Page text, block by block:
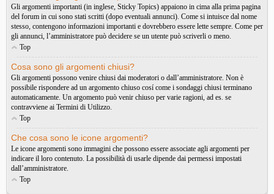
Gli argomenti importanti (in inglese, Sticky Topics) appaiono in cima alla prima pagina
del forum in cui sono stati scritti (dopo eventuali annunci). Come si intuisce dal nome
stesso, contengono informazioni importanti e dovrebbero essere lette sempre. Come per
gli annunci, l’amministratore può decidere se un utente può scriverli o meno.
Top
Cosa sono gli argomenti chiusi?
Gli argomenti possono venire chiusi dai moderatori o dall’amministratore. Non è
possibile rispondere ad un argomento chiuso cosí come i sondaggi chiusi terminano
automaticamente. Un argomento può venir chiuso per varie ragioni, ad es. se
contravviene ai Termini di Utilizzo.
Top
Che cosa sono le icone argomenti?
Le icone argomenti sono immagini che possono essere associate agli argomenti per
indicare il loro contenuto. La possibilità di usarle dipende dai permessi impostati
dall’amministratore.
Top